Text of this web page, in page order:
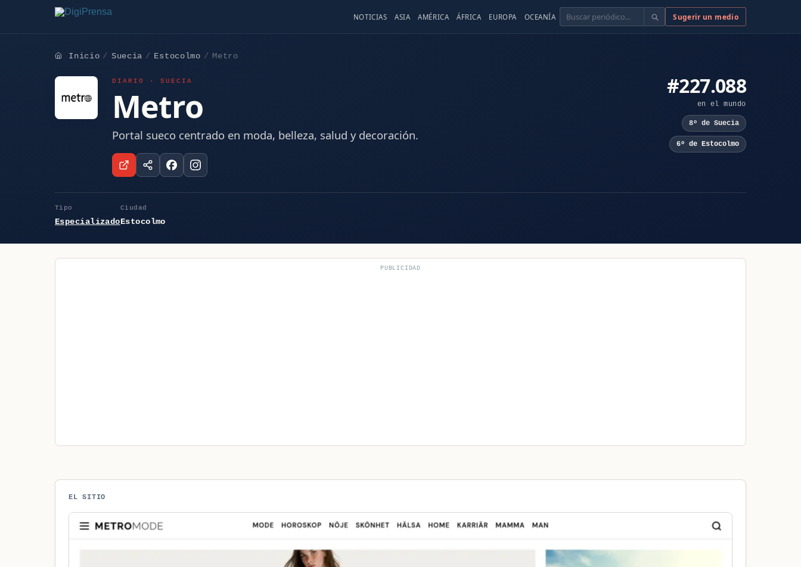
NOTICIAS ASIA AMÉRICA ÁFRICA EUROPA OCEANÍA Buscar Sugerir un medio
Inicio Suecia Estocolmo Metro
DIARIO · SUECIA
Metro
Portal sueco centrado en moda, belleza, salud y decoración.
#227.088
en el mundo
8º de Suecia
6º de Estocolmo
Tipo
Especializado
Ciudad
Estocolmo
PUBLICIDAD
EL SITIO